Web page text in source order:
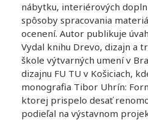
nábytku, interiérových
spôsoby spracovania
ocenení. Autor publikuje
Vydal knihu Drevo, dizajn a
škole výtvarných umení v
dizajnu FU TU v Košiciach,
monografia Tibor Uhrín:
ktorej prispelo desať
podieľal na výstavnom